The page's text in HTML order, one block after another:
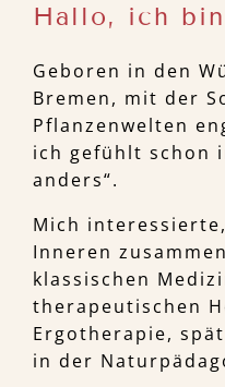
Hallo, ich
Geboren in den
Bremen, mit der
Pflanzenwelten
ich gefühlt schon
anders“.
Mich
Inneren
klassischen
therapeutischen
Ergotherapie,
in der